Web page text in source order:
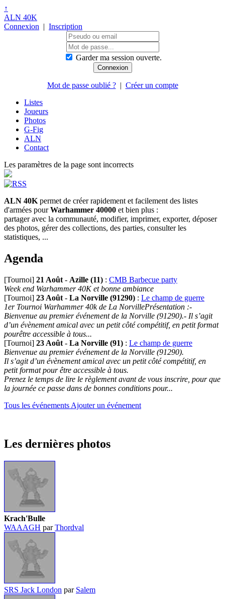
↑
ALN 40K
Connexion | Inscription
Garder ma session ouverte.
Mot de passe oublié ?| Créer un compte
Listes
Joueurs
Photos
G-Fig
ALN
Contact
Les paramètres de la page sont incorrects
ALN 40K permet de créer rapidement et facilement des listes
d'armées pourWarhammer 40000 et bien plus :
partager avec la communauté, modifier, imprimer, exporter, déposer
des photos, gérer des collections, des parties, consulter les
statistiques, ...
Agenda
[Tournoi] 21 Août - Azille (11) : CMB Barbecue party
Week end Warhammer 40K et bonne ambiance
[Tournoi] 23 Août - La Norville (91290) : Le champ de guerre
1er Tournoi Warhammer 40k de La NorvillePrésentation :-
Bienvenue au premier événement de la Norville (91290).- Il s’agit
d’un évènement amical avec un petit côté compétitif, en petit format
pourêtre accessible à tous...
[Tournoi] 23 Août - La Norville (91) : Le champ de guerre
Bienvenue au premier événement de la Norville (91290).
Il s’agit d’un évènement amical avec un petit côté compétitif, en
petit format pour être accessible à tous.
Prenez le temps de lire le règlement avant de vous inscrire, pour que
la journée ce passe dans de bonnes conditions pour...
Tous les événements Ajouter un événement
Les dernières photos
Krach'Bulle
WAAAGH parThordval
SRS Jack London par Salem